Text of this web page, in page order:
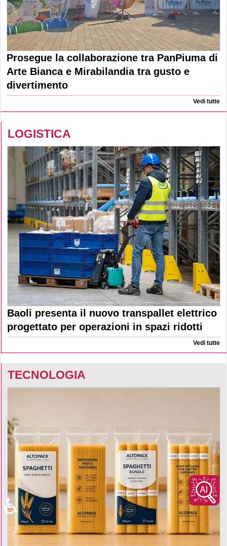
Prosegue la collaborazione tra PanPiuma di
Arte Bianca e Mirabilandia tra gusto e
divertimento
Vedi tutte
LOGISTICA
Baoli presenta il nuovo transpallet elettrico
progettato per operazioni in spazi ridotti
Vedi tutte
TECNOLOGIA